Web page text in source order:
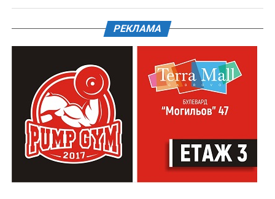
РЕКЛАМА